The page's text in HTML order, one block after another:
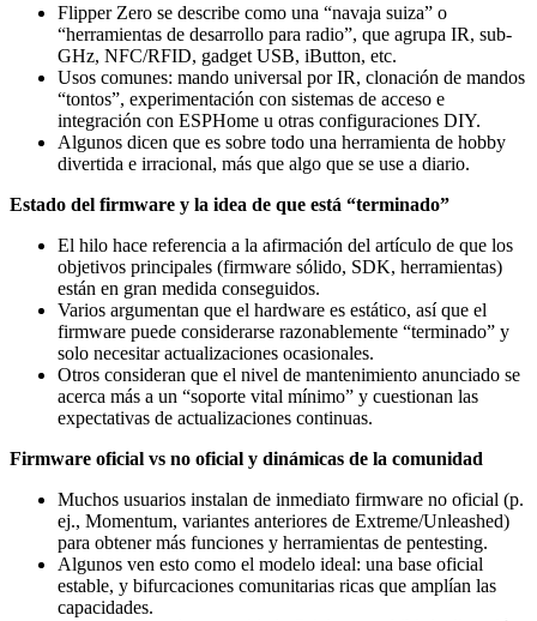
Flipper Zero se describe como una “navaja suiza” o
“herramientas de desarrollo para radio”, que agrupa IR, sub-
GHz, NFC/RFID, gadget USB, iButton, etc.
Usos comunes: mando universal por IR, clonación de mandos
“tontos”, experimentación con sistemas de acceso e
integración con ESPHome u otras configuraciones DIY.
Algunos dicen que es sobre todo una herramienta de hobby
divertida e irracional, más que algo que se use a diario.
Estado del firmware y la idea de que está “terminado”
El hilo hace referencia a la afirmación del artículo de que los
objetivos principales (firmware sólido, SDK, herramientas)
están en gran medida conseguidos.
Varios argumentan que el hardware es estático, así que el
firmware puede considerarse razonablemente “terminado” y
solo necesitar actualizaciones ocasionales.
Otros consideran que el nivel de mantenimiento anunciado se
acerca más a un “soporte vital mínimo” y cuestionan las
expectativas de actualizaciones continuas.
Firmware oficial vs no oficial y dinámicas de la comunidad
Muchos usuarios instalan de inmediato firmware no oficial (p.
ej., Momentum, variantes anteriores de Extreme/Unleashed)
para obtener más funciones y herramientas de pentesting.
Algunos ven esto como el modelo ideal: una base oficial
estable, y bifurcaciones comunitarias ricas que amplían las
capacidades.